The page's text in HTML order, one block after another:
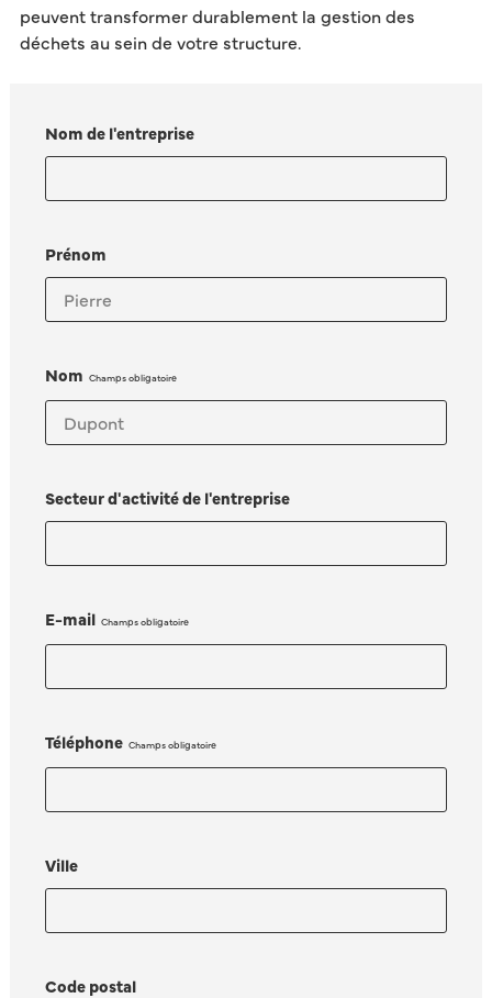
peuvent transformer durablement la gestion des
déchets au sein de votre structure.
Nom de l'entreprise
Prénom
Nom
Secteur d'activité de l'entreprise
E-mail
Téléphone
Ville
Code postal